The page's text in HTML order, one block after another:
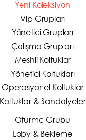
Yeni Koleksiyon
Vip Grupları
Yönetici Grupları
Çalışma Grupları
Meshli Koltuklar
Yönetici Koltukları
Operasyonel Koltuklar
Koltuklar & Sandalyeler
Oturma Grubu
Loby & Bekleme